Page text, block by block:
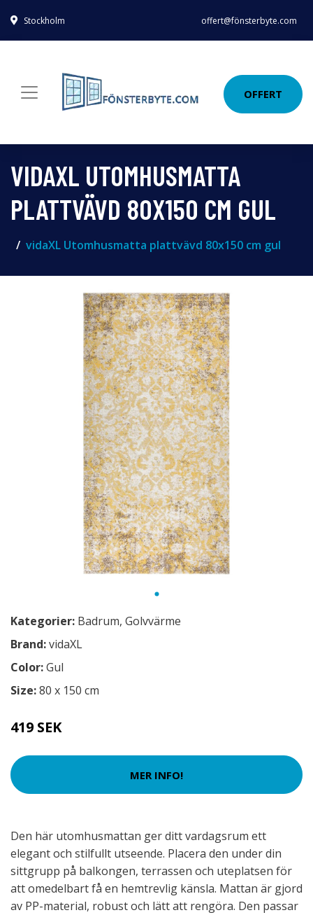
Stockholm offert@fönsterbyte.com
OFFERT
VIDAXL UTOMHUSMATTA
PLATTVÄVD 80X150 CM GUL
vidaXL Utomhusmatta plattvävd 80x150 cm gul
Kategorier: Badrum, Golvvärme
Brand:vidaXL
Color:Gul
Size:80 x 150 cm
419 SEK
MER INFO!
Den här utomhusmattan ger ditt vardagsrum ett
elegant och stilfullt utseende. Placera den under din
sittgrupp på balkongen, terrassen och uteplatsen för
att omedelbart få en hemtrevlig känsla. Mattan är gjord
av PP-material, robust och lätt att rengöra. Den passar